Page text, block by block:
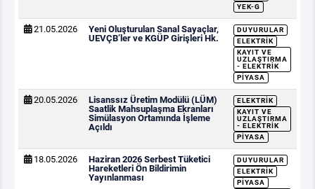
YEK-G
21.05.2026
Yeni Oluşturulan Sanal Sayaçlar,
UEVÇB’ler ve KGÜP Girişleri Hk.
DUYURULAR
ELEKTRIK
KAYIT VE
UZLAŞTIRMA
- ELEKTRIK
PIYASA
20.05.2026
Lisanssız Üretim Modülü (LÜM)
Saatlik Mahsuplaşma Ekranları
Simülasyon Ortamında İşleme
Açıldı
ELEKTRIK
KAYIT VE
UZLAŞTIRMA
- ELEKTRIK
PIYASA
18.05.2026
Haziran 2026 Serbest Tüketici
Hareketleri Ön Bildirimin
Yayınlanması
DUYURULAR
ELEKTRIK
PIYASA